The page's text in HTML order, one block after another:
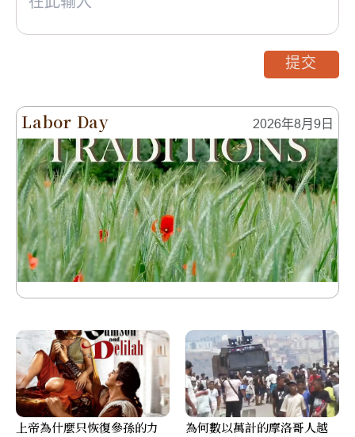
Labor Day 2026年8月9日
提交
上帝為什麼只恢復參孫的力
為何數以萬計的摩洛哥人越